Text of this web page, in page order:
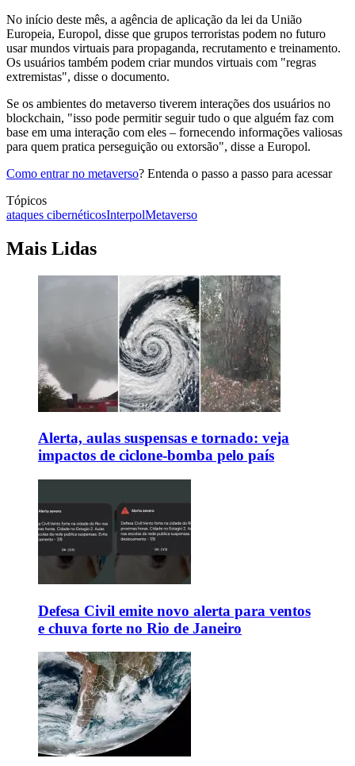
No início deste mês, a agência de aplicação da lei da União
Europeia, Europol, disse que grupos terroristas podem no futuro
usar mundos virtuais para propaganda, recrutamento e treinamento.
Os usuários também podem criar mundos virtuais com "regras
extremistas", disse o documento.
Se os ambientes do metaverso tiverem interações dos usuários no
blockchain, "isso pode permitir seguir tudo o que alguém faz com
base em uma interação com eles – fornecendo informações valiosas
para quem pratica perseguição ou extorsão", disse a Europol.
Como entrar no metaverso? Entenda o passo a passo para acessar
Tópicos
ataques cibernéticosInterpolMetaverso
Mais Lidas
Alerta, aulas suspensas e tornado: veja
impactos de ciclone-bomba pelo país
Defesa Civil emite novo alerta para ventos
e chuva forte no Rio de Janeiro